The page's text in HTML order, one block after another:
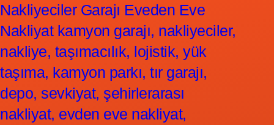
Nakliyeciler Garajı Eveden Eve
Nakliyat kamyon garajı, nakliyeciler,
nakliye, taşımacılık, lojistik, yük
taşıma, kamyon parkı, tır garajı,
depo, sevkiyat, şehirlerarası
nakliyat, evden eve nakliyat,